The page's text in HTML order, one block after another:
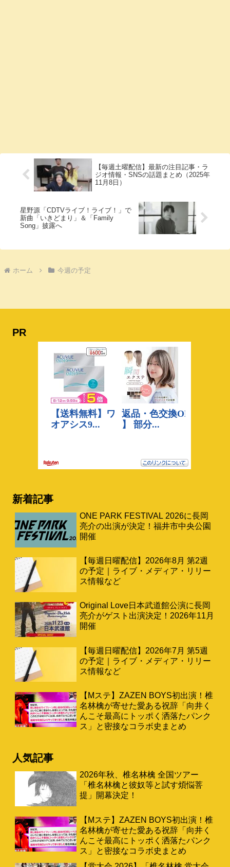
【毎週土曜配信】最新の注目記事・ラ
ジオ情報・SNSの話題まとめ（2025年
11月8日）
星野源「CDTVライブ！ライブ！」で
新曲「いきどまり」＆「Family
Song」披露へ
ホーム 今週の予定
PR
新着記事
ONE PARK FESTIVAL 2026に長岡
亮介の出演が決定！福井市中央公園
開催
【毎週日曜配信】2026年8月 第2週
の予定｜ライブ・メディア・リリー
ス情報など
Original Love日本武道館公演に長岡
亮介がゲスト出演決定！2026年11月
開催
【毎週日曜配信】2026年7月 第5週
の予定｜ライブ・メディア・リリー
ス情報など
【Mステ】ZAZEN BOYS初出演！椎
名林檎が寄せた愛ある祝辞「向井く
んこそ最高にトッポく洒落たパンク
ス」と密接なコラボ史まとめ
人気記事
2026年秋、椎名林檎 全国ツアー
「椎名林檎と彼奴等と試す煩悩菩
提」開幕決定！
【Mステ】ZAZEN BOYS初出演！椎
名林檎が寄せた愛ある祝辞「向井く
んこそ最高にトッポく洒落たパンク
ス」と密接なコラボ史まとめ